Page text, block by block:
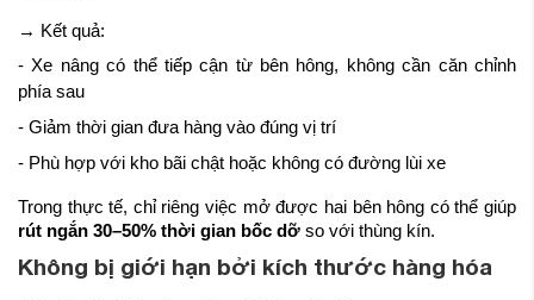
→ Kết quả:
- Xe nâng có thể tiếp cận từ bên hông, không cần căn chỉnh
phía sau
- Giảm thời gian đưa hàng vào đúng vị trí
- Phù hợp với kho bãi chật hoặc không có đường lùi xe
Trong thực tế, chỉ riêng việc mở được hai bên hông có thể giúp
rút ngắn 30–50% thời gian bốc dỡ so với thùng kín.
Không bị giới hạn bởi kích thước hàng hóa